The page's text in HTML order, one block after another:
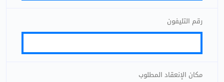
رقم التليفون
مكان الإنعقاد المطلوب